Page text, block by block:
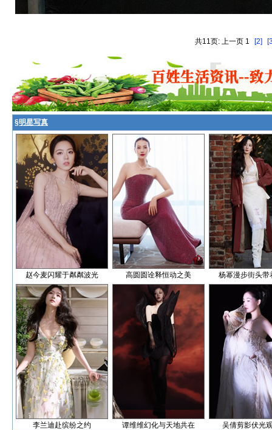
共11页: 上一页 1 [2]
§明星写真
赵今麦闪耀于粼粼波光 高圆圆诠释恒动之美 杨幂漫步街头带
李兰迪赴缤纷之约 谭维维幻化与天地共在 吴倩剪影伏光